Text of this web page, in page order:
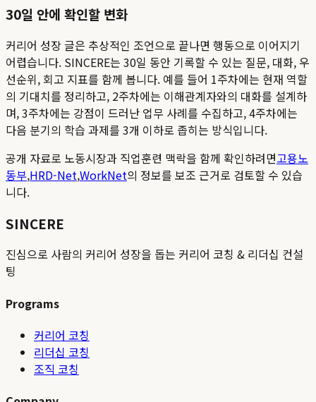
30일 안에 확인할 변화
커리어 성장 글은 추상적인 조언으로 끝나면 행동으로 이어지기
어렵습니다. SINCERE는 30일 동안 기록할 수 있는 질문, 대화, 우
선순위, 회고 지표를 함께 봅니다. 예를 들어 1주차에는 현재 역할
의 기대치를 정리하고, 2주차에는 이해관계자와의 대화를 설계하
며, 3주차에는 강점이 드러난 업무 사례를 수집하고, 4주차에는
다음 분기의 학습 과제를 3개 이하로 좁히는 방식입니다.
공개 자료로 노동시장과 직업훈련 맥락을 함께 확인하려면고용노
동부,HRD-Net,WorkNet의 정보를 보조 근거로 검토할 수 있습
니다.
SINCERE
진심으로 사람의 커리어 성장을 돕는 커리어 코칭 & 리더십 컨설
팅
Programs
커리어 코칭
리더십 코칭
조직 코칭